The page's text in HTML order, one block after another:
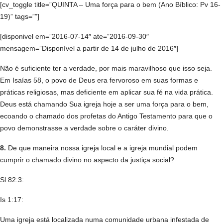
[cv_toggle title=”QUINTA – Uma força para o bem (Ano Bíblico: Pv 16-
19)” tags=””]
[disponivel em=”2016-07-14″ ate=”2016-09-30″
mensagem=”Disponível a partir de 14 de julho de 2016″]
Não é suficiente ter a verdade, por mais maravilhoso que isso seja.
Em Isaías 58, o povo de Deus era fervoroso em suas formas e
práticas religiosas, mas deficiente em aplicar sua fé na vida prática.
Deus está chamando Sua igreja hoje a ser uma força para o bem,
ecoando o chamado dos profetas do Antigo Testamento para que o
povo demonstrasse a verdade sobre o caráter divino.
8. De que maneira nossa igreja local e a igreja mundial podem
cumprir o chamado divino no aspecto da justiça social?
Sl 82:3:
Is 1:17:
Uma igreja está localizada numa comunidade urbana infestada de